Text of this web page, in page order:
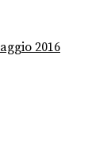
2016